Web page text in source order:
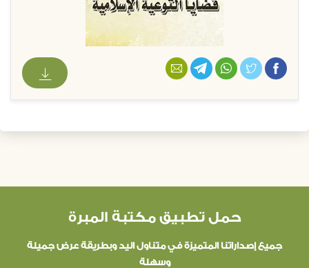
حمل تطبيق مكتبة المبرة
جميع إصداراتنا المتميزة في متناول اليد وبطريقة عرض جميلة
وسهلة